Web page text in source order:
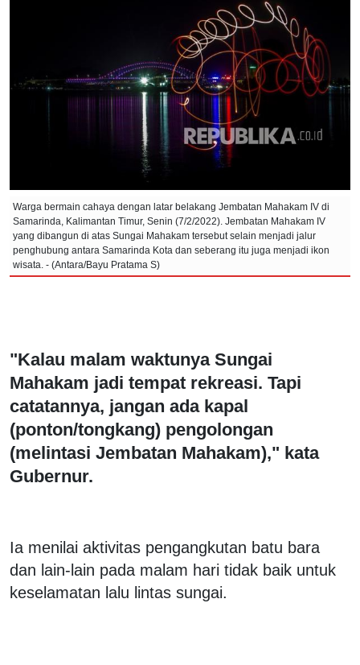
Warga bermain cahaya dengan latar belakang Jembatan Mahakam IV di
Samarinda, Kalimantan Timur, Senin (7/2/2022). Jembatan Mahakam IV
yang dibangun di atas Sungai Mahakam tersebut selain menjadi jalur
penghubung antara Samarinda Kota dan seberang itu juga menjadi ikon
wisata. - (Antara/Bayu Pratama S)
"Kalau malam waktunya Sungai
Mahakam jadi tempat rekreasi. Tapi
catatannya, jangan ada kapal
(ponton/tongkang) pengolongan
(melintasi Jembatan Mahakam)," kata
Gubernur.
Ia menilai aktivitas pengangkutan batu bara
dan lain-lain pada malam hari tidak baik untuk
keselamatan lalu lintas sungai.